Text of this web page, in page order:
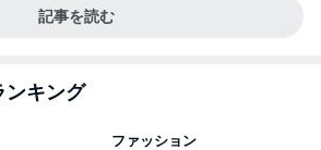
記事を読む
ンキング
ファッション